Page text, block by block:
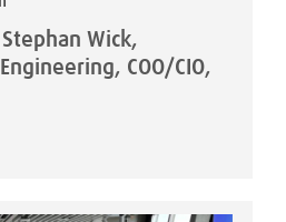
Wick,
COO/CIO,